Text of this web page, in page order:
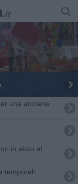
una anziana
in aiuto al
temporali